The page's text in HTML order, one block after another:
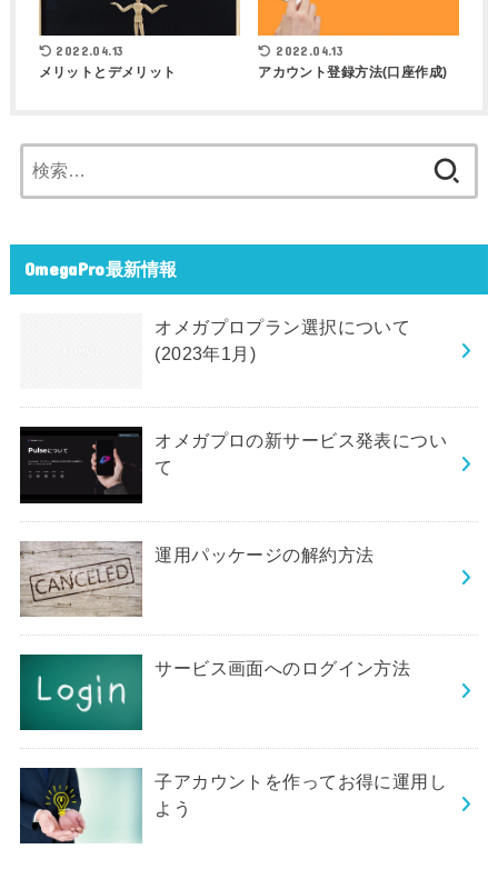
2022.04.13
メリットとデメリット
2022.04.13
アカウント登録方法(口座作成)
索:
OmegaPro最新情報
オメガプロプラン選択について
(2023年1月)
オメガプロの新サービス発表につい
て
運用パッケージの解約方法
サービス画面へのログイン方法
子アカウントを作ってお得に運用し
よう